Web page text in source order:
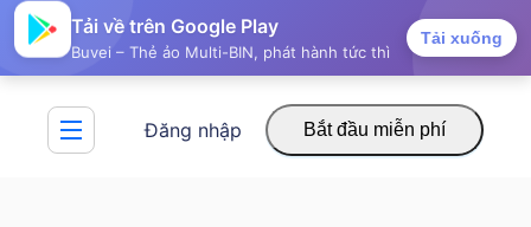
Tải về trên Google Play
Buvei – Thẻ ảo Multi-BIN, phát hành tức thì
Tải xuống
Đăng nhập Bắt đầu miễn phí